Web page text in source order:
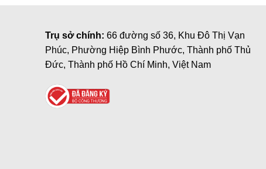
Trụ sở chính: 66 đường số 36, Khu Đô Thị Vạn
Phúc, Phường Hiệp Bình Phước, Thành phố Thủ
Đức, Thành phố Hồ Chí Minh, Việt Nam